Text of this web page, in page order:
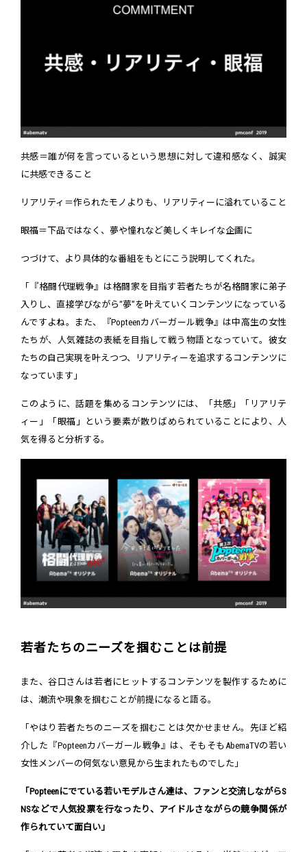
共感＝誰が何を言っているという思想に対して違和感なく、誠実
に共感できること
リアリティ＝作られたモノよりも、リアリティーに溢れていること
眼福＝下品ではなく、夢や憧れなど美しくキレイな企画に
つづけて、より具体的な番組をもとにこう説明してくれた。
「『格闘代理戦争』は格闘家を目指す若者たちが名格闘家に弟子
入りし、直接学びながら“夢”を叶えていくコンテンツになっている
んですよね。また、『Popteenカバーガール戦争』は中高生の女性
たちが、人気雑誌の表紙を目指して戦う物語となっていて。彼女
たちの自己実現を叶えつつ、リアリティーを追求するコンテンツに
なっています」
このように、話題を集めるコンテンツには、「共感」「リアリテ
ィー」「眼福」という要素が散りばめられていることにより、人
気を得ると分析する。
若者たちのニーズを掴むことは前提
また、谷口さんは若者にヒットするコンテンツを製作するために
は、潮流や現象を掴むことが前提になると語る。
「やはり若者たちのニーズを掴むことは欠かせません。先ほど紹
介した『Popteenカバーガール戦争』は、そもそもAbemaTVの若い
女性メンバーの何気ない意見から生まれたものでした」
「Popteenにでている若いモデルさん達は、ファンと交流しながらS
NSなどで人気投票を行なったり、アイドルさながらの競争関係が
作られていて面白い」